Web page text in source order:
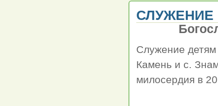
СЛУЖЕНИЕ
Служение
Камень и с.
милосердия в